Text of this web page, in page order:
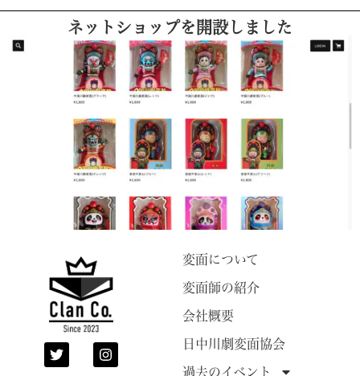
変面について
変面師の紹介
会社概要
日中川劇変面協会
過去のイベント
ネットショップを開設しました